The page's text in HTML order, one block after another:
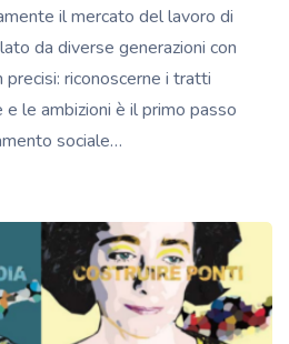
il mercato del lavoro di
da diverse generazioni con
riconoscerne i tratti
le ambizioni è il primo passo
sociale…